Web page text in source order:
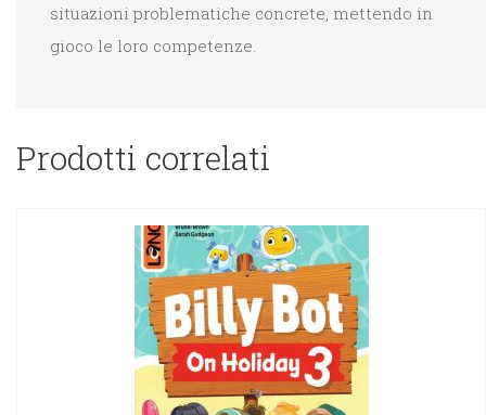
situazioni problematiche concrete, mettendo in
gioco le loro competenze.
Prodotti correlati